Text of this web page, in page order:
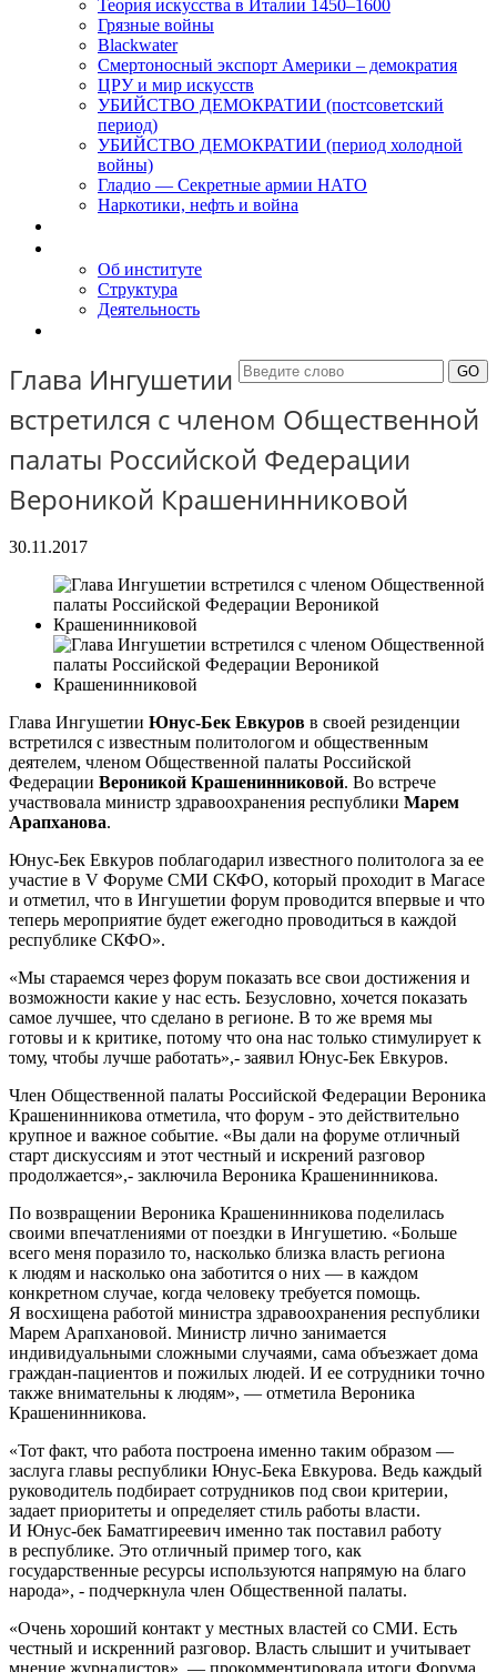
Теория искусства в Италии 1450–1600
Грязные войны
Blackwater
Смертоносный экспорт Америки – демократия
ЦРУ и мир искусств
УБИЙСТВО ДЕМОКРАТИИ (постсоветский
период)
УБИЙСТВО ДЕМОКРАТИИ (период холодной
войны)
Гладио — Секретные армии НАТО
Наркотики, нефть и война
Об институте
Структура
Деятельность
Глава Ингушетии
встретился с членом Общественной
палаты Российской Федерации
Вероникой Крашенинниковой
30.11.2017
Глава Ингушетии Юнус-Бек Евкуров в своей резиденции
встретился с известным политологом и общественным
деятелем, членом Общественной палаты Российской
Федерации Вероникой Крашенинниковой. Во встрече
участвовала министр здравоохранения республики Марем
Арапханова.
Юнус-Бек Евкуров поблагодарил известного политолога за ее
участие в V Форуме СМИ СКФО, который проходит в Магасе
и отметил, что в Ингушетии форум проводится впервые и что
теперь мероприятие будет ежегодно проводиться в каждой
республике СКФО».
«Мы стараемся через форум показать все свои достижения и
возможности какие у нас есть. Безусловно, хочется показать
самое лучшее, что сделано в регионе. В то же время мы
готовы и к критике, потому что она нас только стимулирует к
тому, чтобы лучше работать»,- заявил Юнус-Бек Евкуров.
Член Общественной палаты Российской Федерации Вероника
Крашенинникова отметила, что форум - это действительно
крупное и важное событие. «Вы дали на форуме отличный
старт дискуссиям и этот честный и искрений разговор
продолжается»,- заключила Вероника Крашенинникова.
По возвращении Вероника Крашенинникова поделилась
своими впечатлениями от поездки в Ингушетию. «Больше
всего меня поразило то, насколько близка власть региона
к людям и насколько она заботится о них — в каждом
конкретном случае, когда человеку требуется помощь.
Я восхищена работой министра здравоохранения республики
Марем Арапхановой. Министр лично занимается
индивидуальными сложными случаями, сама объезжает дома
граждан-пациентов и пожилых людей. И ее сотрудники точно
также внимательны к людям», — отметила Вероника
Крашенинникова.
«Тот факт, что работа построена именно таким образом —
заслуга главы республики Юнус-Бека Евкурова. Ведь каждый
руководитель подбирает сотрудников под свои критерии,
задает приоритеты и определяет стиль работы власти.
И Юнус-бек Баматгиреевич именно так поставил работу
в республике. Это отличный пример того, как
государственные ресурсы используются напрямую на благо
народа», - подчеркнула член Общественной палаты.
«Очень хороший контакт у местных властей со СМИ. Есть
честный и искренний разговор. Власть слышит и учитывает